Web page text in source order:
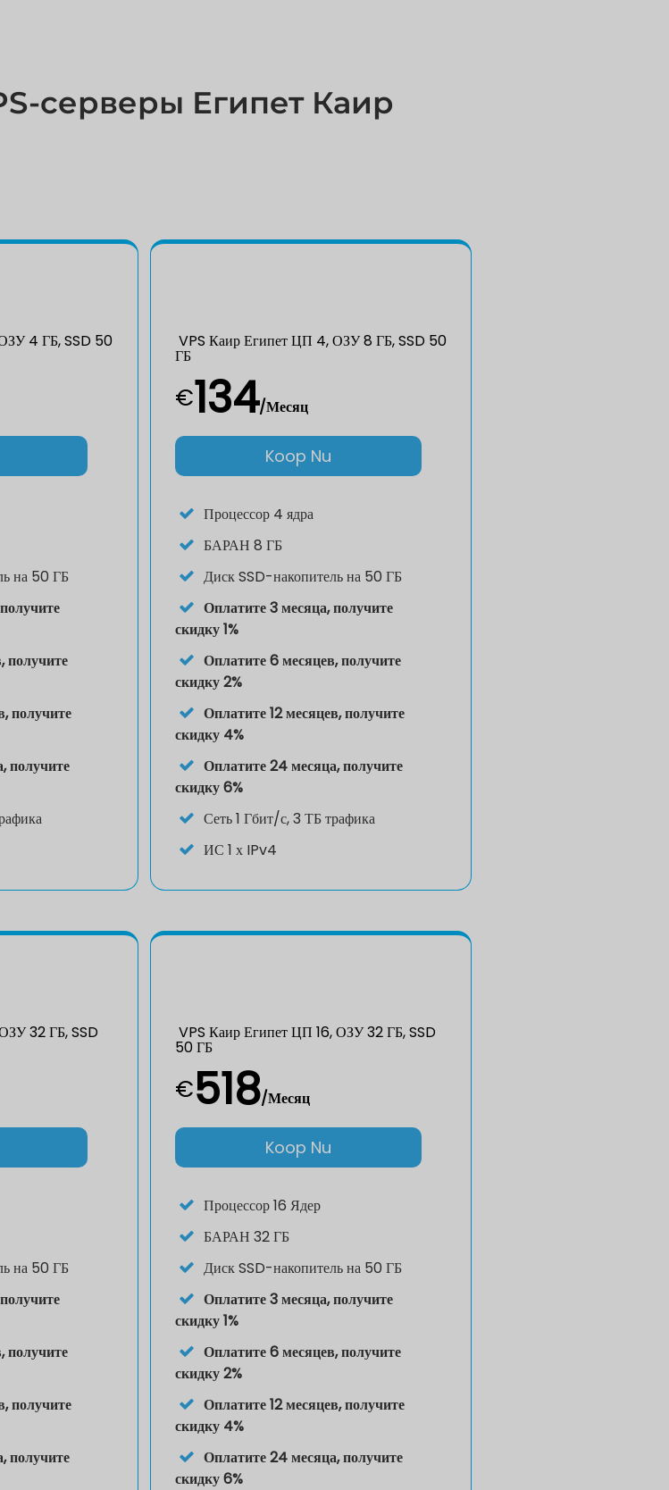
серверы Египет Каир
4 ГБ, SSD 50
на 50 ГБ
получите
получите
получите
VPS Каир Египет ЦП 4, ОЗУ 8 ГБ, SSD 50
ГБ
€134/Месяц
Koop Nu
Процессор 4 ядра
БАРАН8 ГБ
ДискSSD-накопитель на 50 ГБ
Оплатите 3 месяца, получите
скидку 1%
Оплатите 6 месяцев, получите
скидку 2%
Оплатите 12 месяцев, получите
скидку 4%
Оплатите 24 месяца, получите
скидку 6%
Сеть1 Гбит/с, 3 ТБ трафика
ИС1 х IPv4
32 ГБ, SSD
на 50 ГБ
получите
получите
получите
VPS Каир Египет ЦП 16, ОЗУ 32 ГБ, SSD
50 ГБ
€518/Месяц
Koop Nu
Процессор16 Ядер
БАРАН32 ГБ
ДискSSD-накопитель на 50 ГБ
Оплатите 3 месяца, получите
скидку 1%
Оплатите 6 месяцев, получите
скидку 2%
Оплатите 12 месяцев, получите
скидку 4%
Оплатите 24 месяца, получите
скидку 6%